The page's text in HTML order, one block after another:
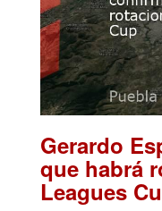
Gerardo
que habrá
Leagues